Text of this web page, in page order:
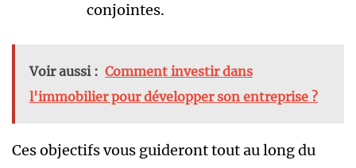
conjointes.
Voir aussi : Comment investir dans
l'immobilier pour développer son entreprise ?
Ces objectifs vous guideront tout au long du